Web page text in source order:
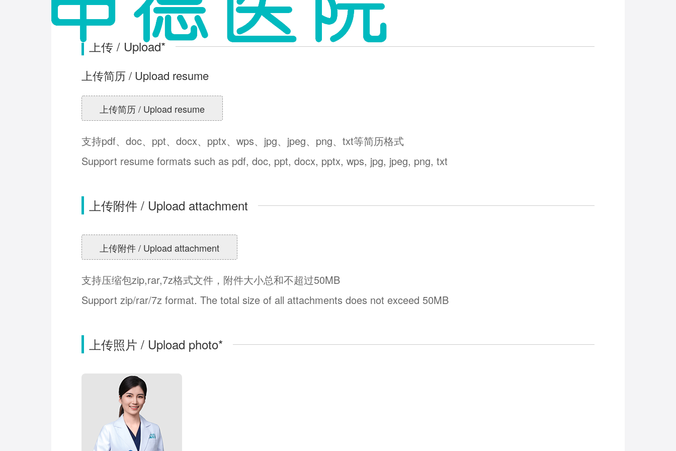
上传 / Upload*
上传简历 / Upload resume
上传简历 / Upload resume
支持pdf、doc、ppt、docx、pptx、wps、jpg、jpeg、png、txt等简历格式
Support resume formats such as pdf, doc, ppt, docx, pptx, wps, jpg, jpeg, png, txt
上传附件 / Upload attachment
上传附件 / Upload attachment
支持压缩包zip,rar,7z格式文件，附件大小总和不超过50MB
Support zip/rar/7z format. The total size of all attachments does not exceed 50MB
上传照片 / Upload photo*